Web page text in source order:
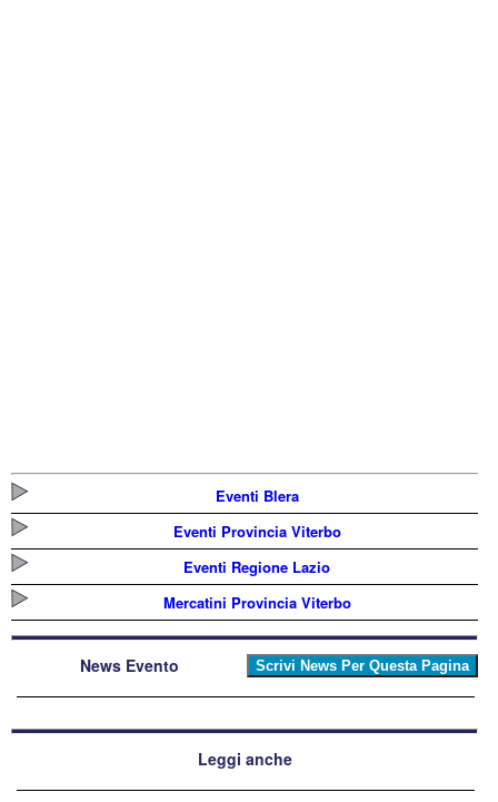
Eventi Blera
Eventi Provincia Viterbo
Eventi Regione Lazio
Mercatini Provincia Viterbo
News Evento
Leggi anche